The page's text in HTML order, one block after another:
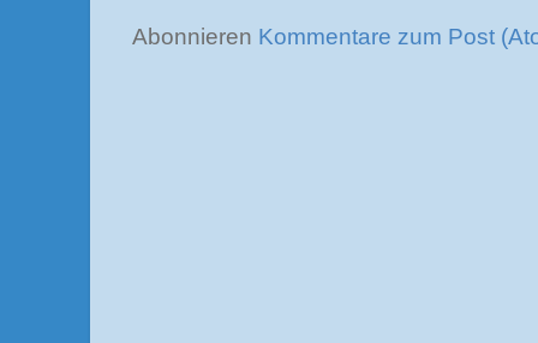
Abonnieren Kommentare zum Post